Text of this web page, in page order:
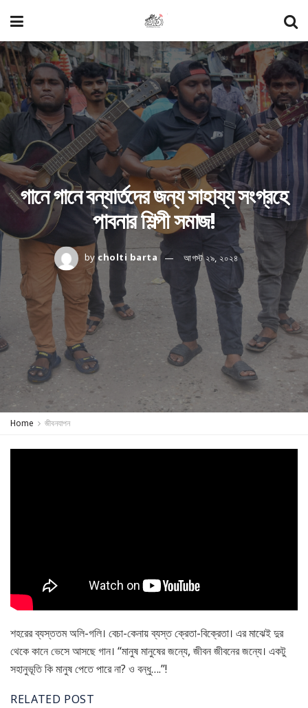
গানে গানে বন্যার্তদের জন্য সাহায্য সংগ্রহে
পাবনার শিল্পী সমাজ!
by cholti barta আগস্ট ২৯, ২০২৪
Home জীবনযাপন
শহরের ব্যস্ততম অলি-গলি। বেচা-কেনায় ব্যস্ত ক্রেতা-বিক্রেতা। এর মাঝেই দুর
থেকে কানে ভেসে আসছে গান। “মানুষ মানুষের জন্যে, জীবন জীবনের জন্যে। একটু
সহানুভূতি কি মানুষ পেতে পারে না? ও বন্ধু….”!
RELATED POST